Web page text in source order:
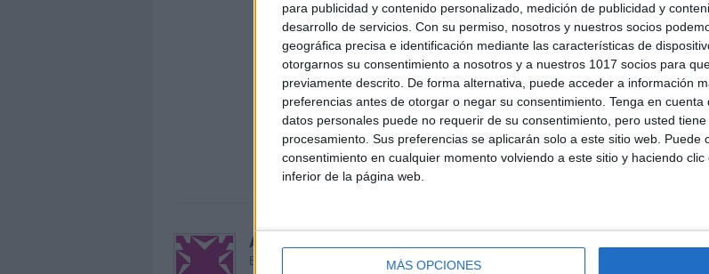
para publicidad y contenido personalizado, medición de publicidad y
desarrollo de servicios. Con su permiso, nosotros y nuestros socios
geográfica precisa e identificación mediante las características de
otorgarnos su consentimiento a nosotros y a nuestros 1017 socios para
previamente descrito. De forma alternativa, puede acceder a información
preferencias antes de otorgar o negar su consentimiento. Tenga en cuenta
datos personales puede no requerir de su consentimiento, pero usted
procesamiento. Sus preferencias se aplicarán solo a este sitio web. Puede
consentimiento en cualquier momento volviendo a este sitio y haciendo
inferior de la página web.
MÁS OPCIONES
Acerca de María Olivares
El autor no ha proporcionado ninguna información.